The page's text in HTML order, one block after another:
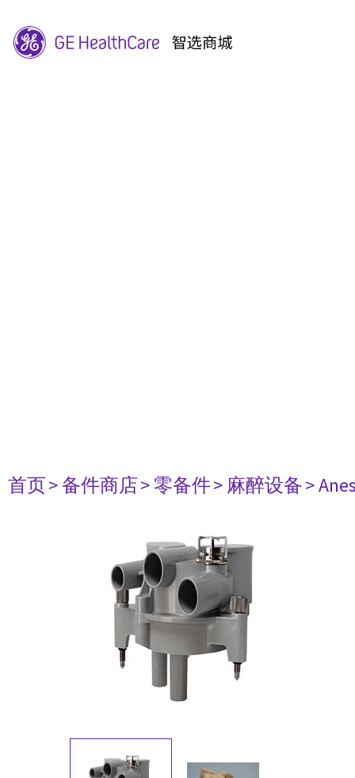
首页> 备件商店> 零备件> 麻醉设备>